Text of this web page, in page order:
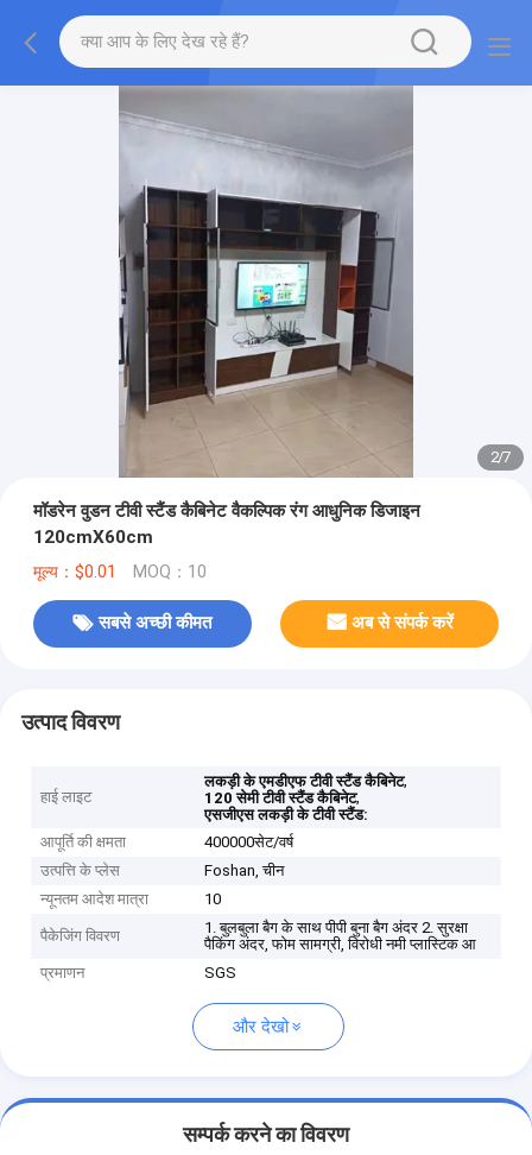
2/7
मॉडरेन वुडन टीवी स्टैंड कैबिनेट वैकल्पिक रंग आधुनिक डिजाइन
120cmX60cm
मूल्य：$0.01 MOQ：10
सबसे अच्छी कीमत अब से संपर्क करें
उत्पाद विवरण
हाई लाइट
लकड़ी के एमडीएफ टीवी स्टैंड कैबिनेट,
120 सेमी टीवी स्टैंड कैबिनेट,
एसजीएस लकड़ी के टीवी स्टैंड:
आपूर्ति की क्षमता
400000सेट/वर्ष
उत्पत्ति के प्लेस
Foshan, चीन
न्यूनतम आदेश मात्रा
10
पैकेजिंग विवरण
1. बुलबुला बैग के साथ पीपी बुना बैग अंदर 2. सुरक्षा
पैकिंग अंदर, फोम सामग्री, विरोधी नमी प्लास्टिक आ
प्रमाणन
SGS
और देखो
सम्पर्क करने का विवरण